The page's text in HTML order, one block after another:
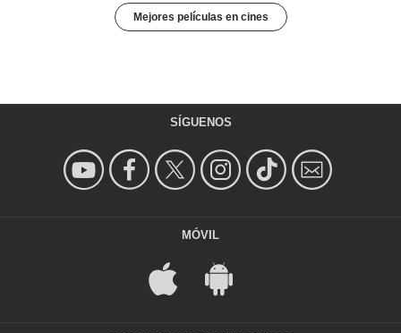
Mejores películas en cines
SÍGUENOS
MÓVIL